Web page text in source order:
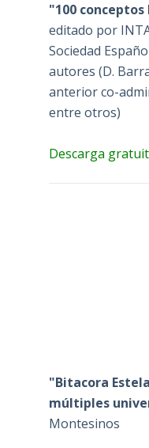
"100
editado por
Sociedad
autores (D.
anterior co-
entre otros)
Descarga
"Bitacora
múltiples
Montesinos